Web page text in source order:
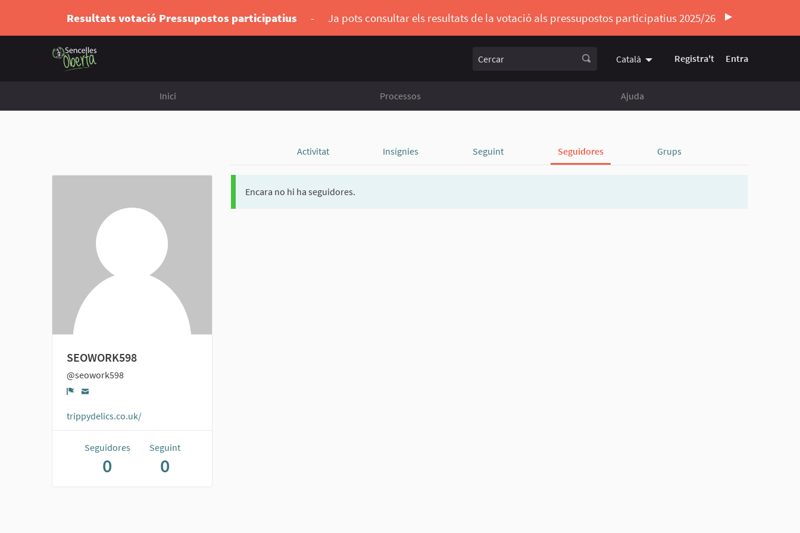
Resultats votació Pressupostos participatius - Ja pots consultar els resultats de la votació als pressupostos participatius 2025/26
Català Triar la llengua Elegir el idioma
Registra't Entra
Inici Processos Ajuda
Activitat Insígnies Seguint Seguidores Grups
SEOWORK598
@seowork598
trippydelics.co.uk/
Seguidores
0
Seguint
0
Encara no hi ha seguidores.